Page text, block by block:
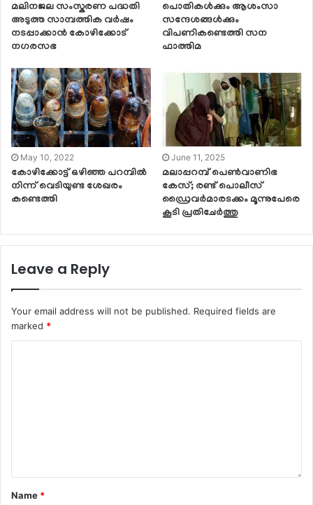
മലിനജല സംസ്കരണ പദ്ധതി
അടുത്ത സാമ്പത്തിക വർഷം
നടപ്പാക്കാൻ കോഴിക്കോട്
നഗരസഭ
പൊതികള്‍ക്കും ആശംസാ
സന്ദേശങ്ങള്‍ക്കും
വിപണികണ്ടെത്തി സന
ഫാത്തിമ
May 10, 2022
കോഴിക്കോട്ട് ഒഴിഞ്ഞ പറമ്പിൽ
നിന്ന് വെടിയുണ്ട ശേഖരം
കണ്ടെത്തി
June 11, 2025
മലാപ്പറമ്പ് പെൺവാണിഭ
കേസ്; രണ്ട് പൊലീസ്‌
ഡ്രൈവർമാരടക്കം മൂന്നുപേരെ
കൂടി പ്രതിചേർത്തു
Leave a Reply
Your email address will not be published. Required fields are
marked *
Name *